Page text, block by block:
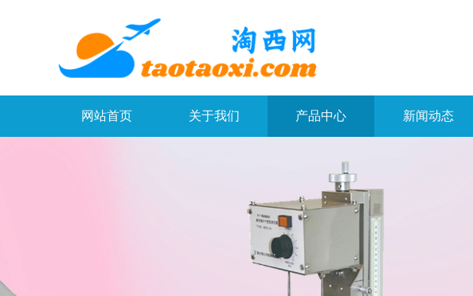
网站首页 关于我们 产品中心 新闻动态